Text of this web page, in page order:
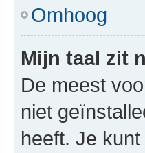
Omhoog
Mijn taal zit
De meest
niet
heeft. Je